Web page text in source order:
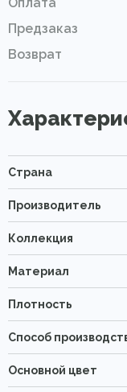
Предзаказ
Возврат
Страна
Производитель
Коллекция
Материал
Плотность
Способ
Основной цвет